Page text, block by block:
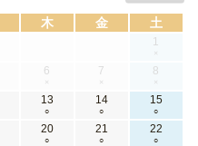
木 金 土
1
×
6
×
7
×
8
×
13
○
14
○
15
○
20
○
21
○
22
○